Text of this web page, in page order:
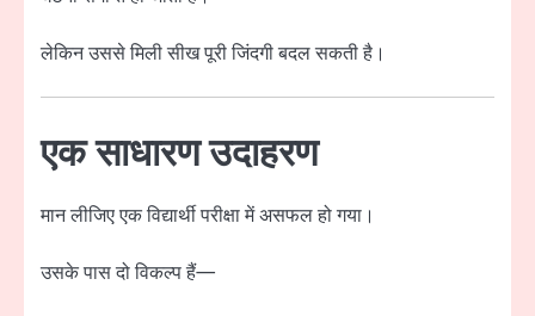
लेकिन उससे मिली सीख पूरी जिंदगी बदल सकती है।
एक साधारण उदाहरण
मान लीजिए एक विद्यार्थी परीक्षा में असफल हो गया।
उसके पास दो विकल्प हैं—